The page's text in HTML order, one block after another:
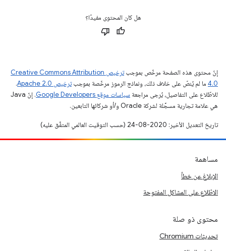
هل كان المحتوى مفيدًا؟
إنّ محتوى هذه الصفحة مرخّص بموجب
ترخيص Creative Commons Attribution
4.0‏ ما لم يُنصّ على خلاف ذلك، ونماذج الرموز مرخّصة بموجبترخيص Apache 2.0‏
.
للاطّلاع على التفاصيل، يُرجى مراجعة سياسات موقع Google Developers‏
. إنّ Java
هي علامة تجارية مسجَّلة لشركة Oracle و/أو شركائها التابعين.
تاريخ التعديل الأخير: 2020-08-24 (حسب التوقيت العالمي المتفَّق عليه)
مساهمة
الإبلاغ عن خطأ
الاطّلاع على المشاكل المفتوحة
محتوى ذو صلة
تحديثات Chromium